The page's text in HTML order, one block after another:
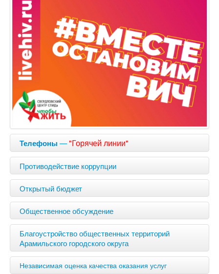
Телефоны —"Горячей линии"
Противодействие коррупции
Открытый бюджет
Общественное обсуждение
Благоустройство общественных территорий
Арамильского городского округа
Независимая оценка качества оказания услуг